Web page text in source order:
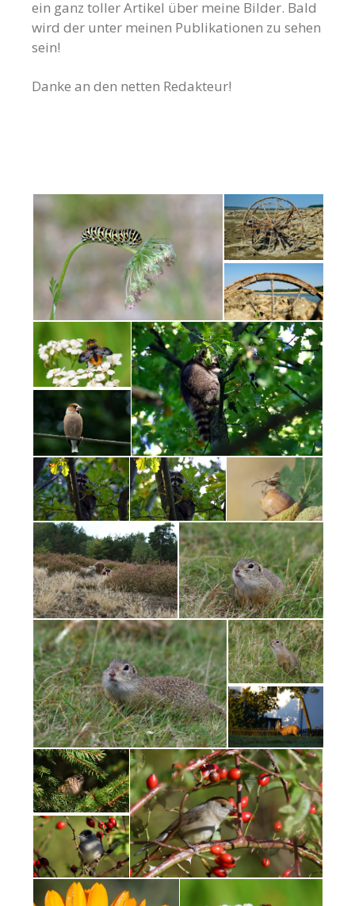
ein ganz toller Artikel über meine Bilder. Bald
wird der unter meinen Publikationen zu sehen
sein!
Danke an den netten Redakteur!